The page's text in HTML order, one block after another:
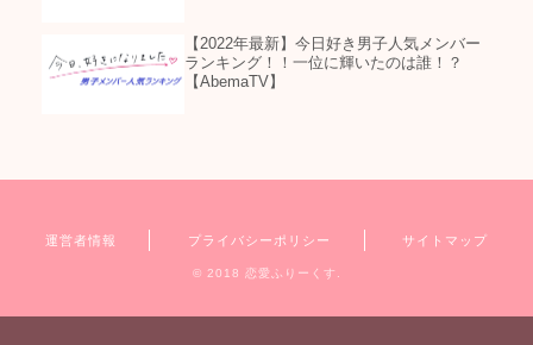
【2022年最新】今日好き男子人気メンバー
ランキング！！一位に輝いたのは誰！？
【AbemaTV】
運営者情報 プライバシーポリシー サイトマップ
© 2018 恋愛ふりーくす.